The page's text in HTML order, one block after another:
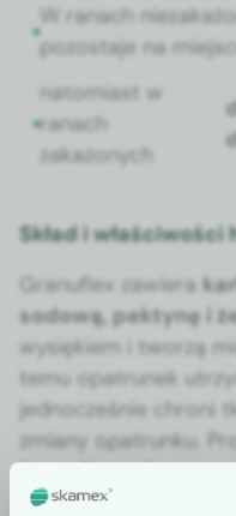
W ranach
pozosta­je na
nato­mi­ast w
ranach
zakażonych
Skład i
Granu­flex zaw­iera
sodową, pek­tynę i
wysiękiem i tworzą
temu opa­trunek
jed­nocześnie chroni
zmi­any opa­trunku.
fir­maCon­va­Tec,
w nowoczes­nej ter­apii